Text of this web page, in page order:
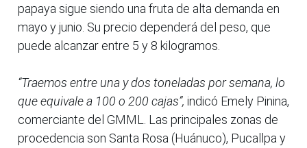
papaya sigue siendo una fruta de alta demanda en
mayo y junio. Su precio dependerá del peso, que
puede alcanzar entre 5 y 8 kilogramos.
“Traemos entre una y dos toneladas por semana, lo
que equivale a 100 o 200 cajas”, indicó Emely Pinina,
comerciante del GMML. Las principales zonas de
procedencia son Santa Rosa (Huánuco), Pucallpa y